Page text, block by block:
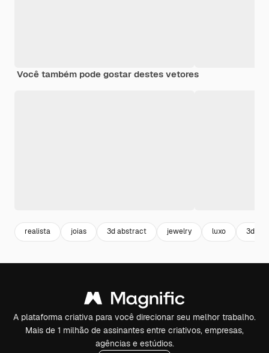
Você também pode gostar destes vetores
realista joias 3d abstract jewelry luxo 3d
A plataforma criativa para você direcionar seu melhor trabalho.
Mais de 1 milhão de assinantes entre criativos, empresas,
agências e estúdios.